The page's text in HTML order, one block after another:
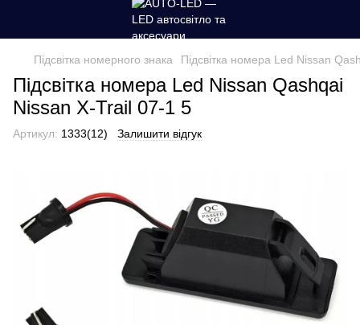
Підсвітка номерного знака Підсвітка номера Led Nissan
Підсвітка номера Led Nissan Qashqai
Nissan X-Trail 07-1 5
Артикул: 1333(12) Залишити відгук